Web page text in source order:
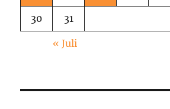
30 31
« Juli